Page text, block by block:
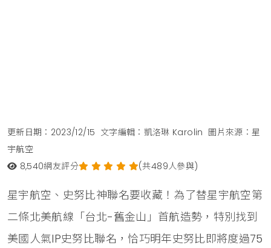
更新日期：2023/12/15 文字編輯：凱洛琳 Karolin 圖片來源：星
宇航空
8,540網友評分 (共489人參與)
星宇航空、史努比神聯名要收藏！為了替星宇航空第
二條北美航線「台北-舊金山」首航造勢，特別找到
美國人氣IP史努比聯名，恰巧明年史努比即將度過75